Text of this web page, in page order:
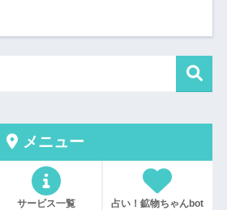
メニュー
サービス一覧 占い！鉱物ちゃんbot